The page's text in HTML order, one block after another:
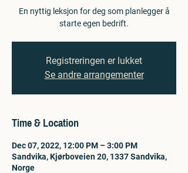
En nyttig leksjon for deg som planlegger å
starte egen bedrift.
Registreringen er lukket
Se andre arrangementer
Time & Location
Dec 07, 2022, 12:00 PM – 3:00 PM
Sandvika, Kjørboveien 20, 1337 Sandvika,
Norge